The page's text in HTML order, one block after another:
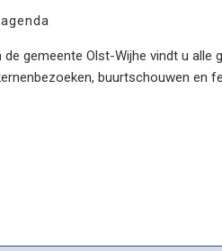
de gemeente Olst-Wijhe vindt u alle
buurtschouwen en